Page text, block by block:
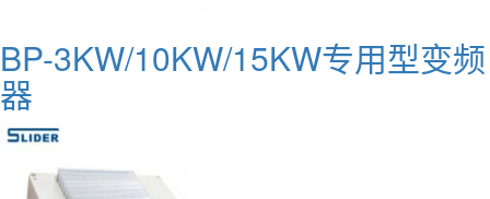
BP-3KW/10KW/15KW专用型变频
器